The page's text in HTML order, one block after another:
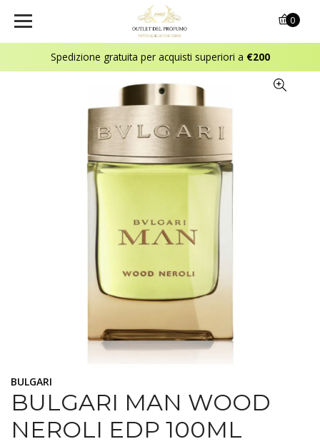
Spedizione gratuita per acquisti superiori a €200
0
BULGARI
BULGARI MAN WOOD
NEROLI EDP 100ML